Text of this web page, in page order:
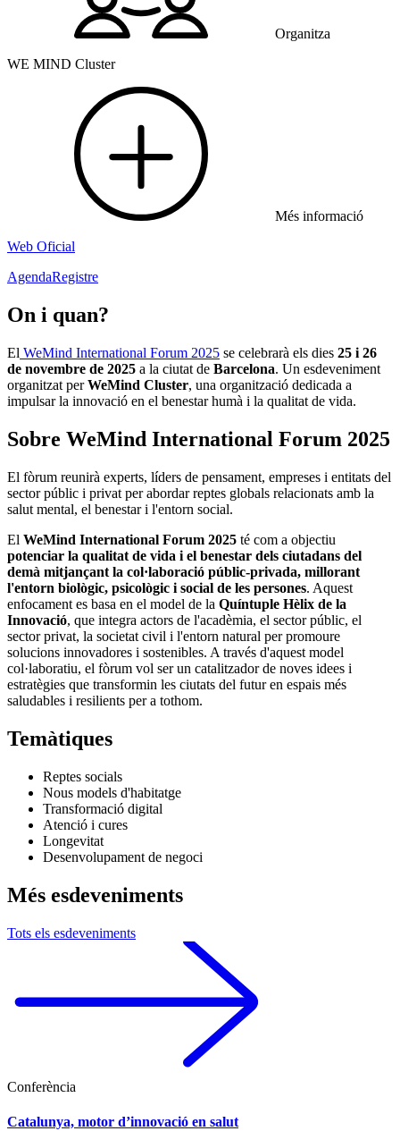
Organitza
WE MIND Cluster
Més informació
Web Oficial
AgendaRegistre
On i quan?
El WeMind International Forum 2025 se celebrarà els dies 25 i 26
de novembre de 2025 a la ciutat de Barcelona. Un esdeveniment
organitzat perWeMind Cluster, una organització dedicada a
impulsar la innovació en el benestar humà i la qualitat de vida.
Sobre WeMind International Forum 2025
El fòrum reunirà experts, líders de pensament, empreses i entitats del
sector públic i privat per abordar reptes globals relacionats amb la
salut mental, el benestar i l'entorn social.
El WeMind International Forum 2025 té com a objectiu
potenciar la qualitat de vida i el benestar dels ciutadans del
demà mitjançant la col·laboració públic-privada, millorant
l'entorn biològic, psicològic i social de les persones. Aquest
enfocament es basa en el model de la Quíntuple Hèlix de la
Innovació, que integra actors de l'acadèmia, el sector públic, el
sector privat, la societat civil i l'entorn natural per promoure
solucions innovadores i sostenibles. A través d'aquest model
col·laboratiu, el fòrum vol ser un catalitzador de noves idees i
estratègies que transformin les ciutats del futur en espais més
saludables i resilients per a tothom.
Temàtiques
Reptes socials
Nous models d'habitatge
Transformació digital
Atenció i cures
Longevitat
Desenvolupament de negoci
Més esdeveniments
Tots els esdeveniments
Conferència
Catalunya, motor d’innovació en salut